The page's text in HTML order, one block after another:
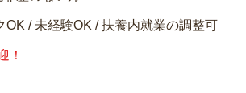
OK / 未経験OK / 扶養内就業の調整可
！